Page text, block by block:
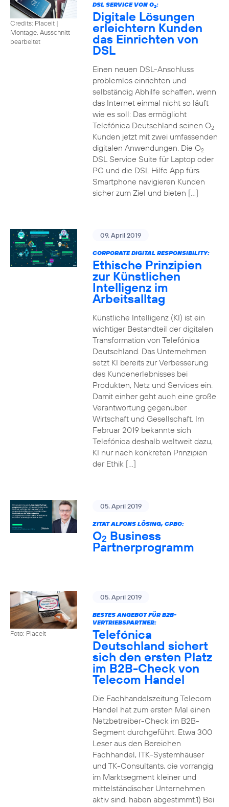
Credits: Placeit |
Montage, Ausschnitt
bearbeitet
DSL SERVICE VON O2:
Digitale Lösungen
erleichtern Kunden
das Einrichten von
DSL
Einen neuen DSL-Anschluss
problemlos einrichten und
selbständig Abhilfe schaffen, wenn
das Internet einmal nicht so läuft
wie es soll: Das ermöglicht
Telefónica Deutschland seinen O2
Kunden jetzt mit zwei umfassenden
digitalen Anwendungen. Die O2
DSL Service Suite für Laptop oder
PC und die DSL Hilfe App fürs
Smartphone navigieren Kunden
sicher zum Ziel und bieten […]
09. April 2019
CORPORATE DIGITAL RESPONSIBILITY:
Ethische Prinzipien
zur Künstlichen
Intelligenz im
Arbeitsalltag
Künstliche Intelligenz (KI) ist ein
wichtiger Bestandteil der digitalen
Transformation von Telefónica
Deutschland. Das Unternehmen
setzt KI bereits zur Verbesserung
des Kundenerlebnisses bei
Produkten, Netz und Services ein.
Damit einher geht auch eine große
Verantwortung gegenüber
Wirtschaft und Gesellschaft. Im
Februar 2019 bekannte sich
Telefónica deshalb weltweit dazu,
KI nur nach konkreten Prinzipien
der Ethik […]
05. April 2019
ZITAT ALFONS LÖSING, CPBO:
O2 Business
Partnerprogramm
Foto: PlaceIt
05. April 2019
BESTES ANGEBOT FÜR B2B-
VERTRIEBSPARTNER:
Telefónica
Deutschland sichert
sich den ersten Platz
im B2B-Check von
Telecom Handel
Die Fachhandelszeitung Telecom
Handel hat zum ersten Mal einen
Netzbetreiber-Check im B2B-
Segment durchgeführt. Etwa 300
Leser aus den Bereichen
Fachhandel, ITK-Systemhäuser
und TK-Consultants, die vorrangig
im Marktsegment kleiner und
mittelständischer Unternehmen
aktiv sind, haben abgestimmt.1) Bei